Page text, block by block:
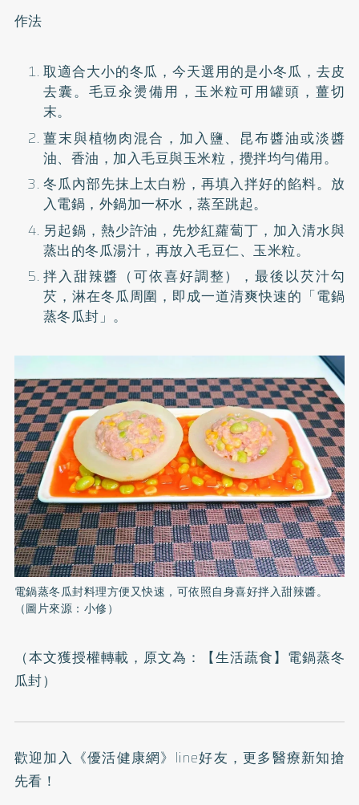
作法
取適合大小的冬瓜，今天選用的是小冬瓜，去皮
去囊。毛豆汆燙備用，玉米粒可用罐頭，薑切
末。
薑末與植物肉混合，加入鹽、昆布醬油或淡醬
油、香油，加入毛豆與玉米粒，攪拌均勻備用。
冬瓜內部先抹上太白粉，再填入拌好的餡料。放
入電鍋，外鍋加一杯水，蒸至跳起。
另起鍋，熱少許油，先炒紅蘿蔔丁，加入清水與
蒸出的冬瓜湯汁，再放入毛豆仁、玉米粒。
拌入甜辣醬（可依喜好調整），最後以芡汁勾
芡，淋在冬瓜周圍，即成一道清爽快速的「電鍋
蒸冬瓜封」。
電鍋蒸冬瓜封料理方便又快速，可依照自身喜好拌入甜辣醬。
（圖片來源：小修）
（本文獲授權轉載，原文為：
【生活蔬食】電鍋蒸冬
瓜封）
歡迎加入 《優活健康網》line好友 ，更多醫療新知搶
先看！